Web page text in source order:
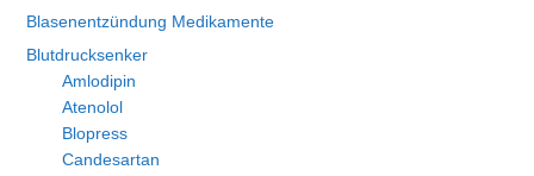
Blasenentzündung Medikamente
Blutdrucksenker
Amlodipin
Atenolol
Blopress
Candesartan